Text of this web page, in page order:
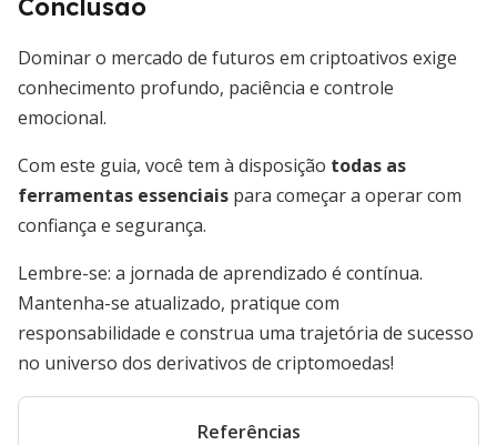
Conclusão
Dominar o mercado de futuros em criptoativos exige
conhecimento profundo, paciência e controle
emocional.
Com este guia, você tem à disposição todas as
ferramentas essenciais para começar a operar com
confiança e segurança.
Lembre-se: a jornada de aprendizado é contínua.
Mantenha-se atualizado, pratique com
responsabilidade e construa uma trajetória de sucesso
no universo dos derivativos de criptomoedas!
Referências